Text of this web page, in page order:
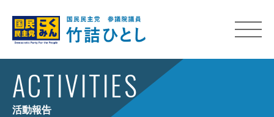
ACTIVITIES
活動報告